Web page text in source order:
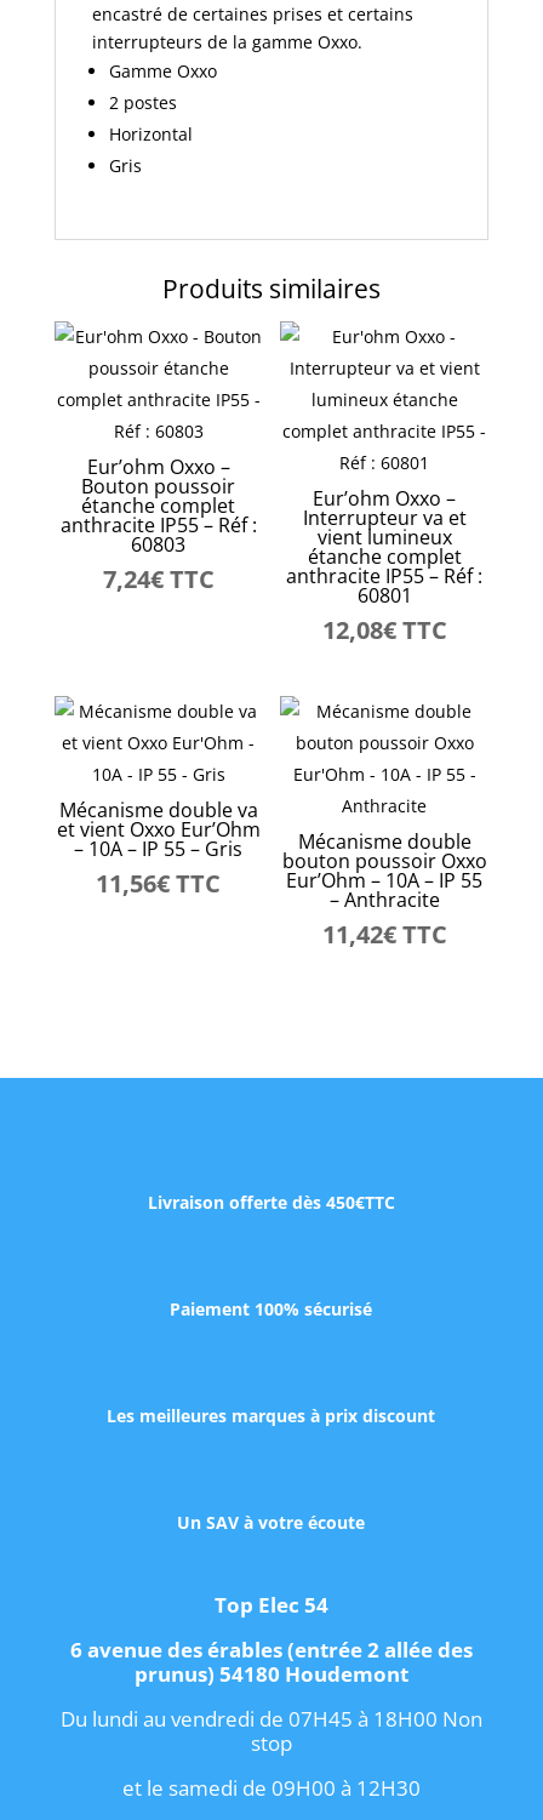
encastré de certaines prises et certains
interrupteurs de la gamme Oxxo.
Gamme Oxxo
2 postes
Horizontal
Gris
Produits similaires
Eur’ohm Oxxo –
Bouton poussoir
étanche complet
anthracite IP55 – Réf :
60803
7,24€TTC
Eur’ohm Oxxo –
Interrupteur va et
vient lumineux
étanche complet
anthracite IP55 – Réf :
60801
12,08€TTC
Mécanisme double va
et vient Oxxo Eur’Ohm
– 10A – IP 55 – Gris
11,56€TTC
Mécanisme double
bouton poussoir Oxxo
Eur’Ohm – 10A – IP 55
– Anthracite
11,42€TTC
Livraison offerte dès 450€TTC
Paiement 100% sécurisé
Les meilleures marques à prix discount
Un SAV à votre écoute
Top Elec 54
6 avenue des érables (entrée 2 allée des
prunus) 54180 Houdemont
Du lundi au vendredi de 07H45 à 18H00 Non
stop
et le samedi de 09H00 à 12H30